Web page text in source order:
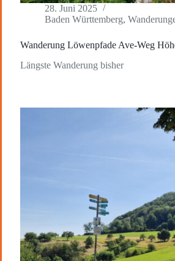
28. Juni 2025
Baden Württemberg,
Wanderung Löwenpfade Ave-Weg
Längste Wanderung bisher